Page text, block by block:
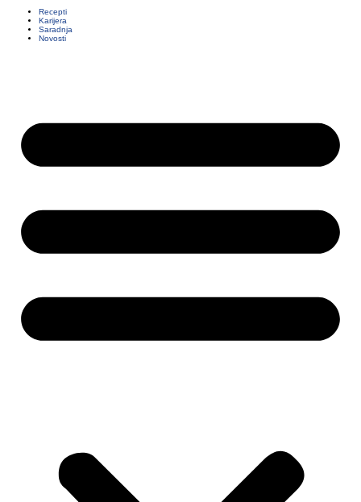
Recepti
Karijera
Saradnja
Novosti